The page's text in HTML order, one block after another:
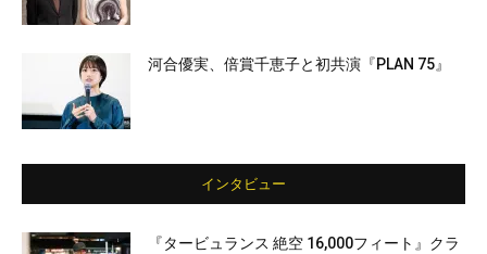
河合優実、倍賞千恵子と初共演『PLAN 75』
インタビュー
『タービュランス 絶空 16,000フィート』クラ